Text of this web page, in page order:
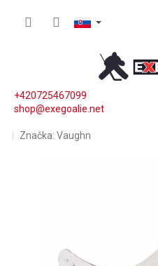
+420725467099
shop@exegoalie.net
Značka: Vaughn